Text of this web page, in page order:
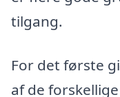
tilgang.
For det første
af de